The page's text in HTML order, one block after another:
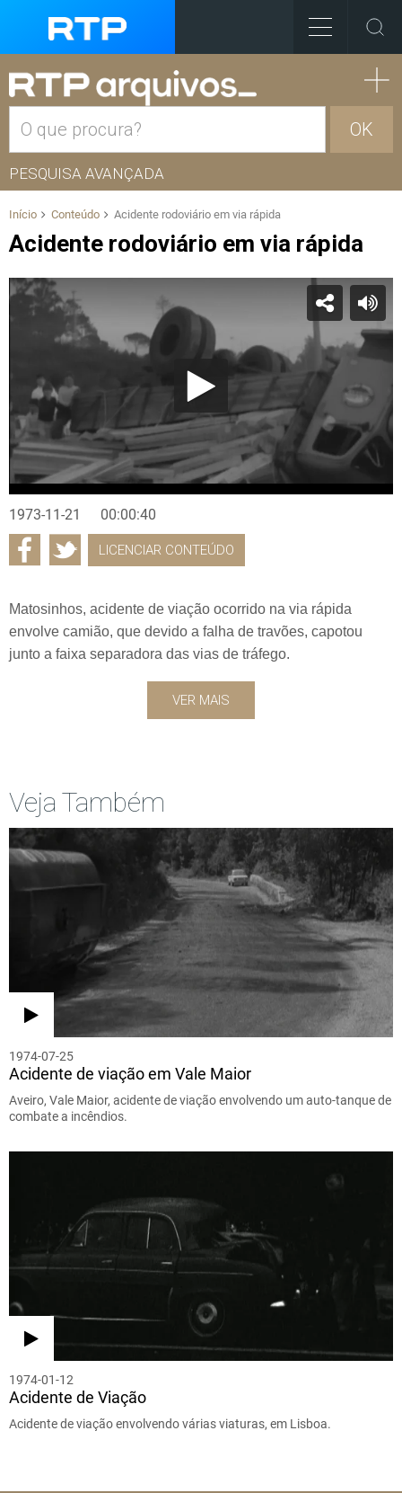
OK
PESQUISA AVANÇADA
Início Conteúdo Acidente rodoviário em via rápida
Acidente rodoviário em via rápida
1973-11-21 00:00:40
LICENCIAR CONTEÚDO
Matosinhos, acidente de viação ocorrido na via rápida
envolve camião, que devido a falha de travões, capotou
junto a faixa separadora das vias de tráfego.
VER MAIS
Veja Também
1974-07-25
Acidente de viação em Vale Maior
Aveiro, Vale Maior, acidente de viação envolvendo um auto-tanque de
combate a incêndios.
1974-01-12
Acidente de Viação
Acidente de viação envolvendo várias viaturas, em Lisboa.